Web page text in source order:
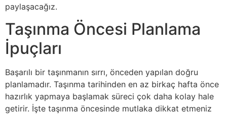
paylaşacağız.
Taşınma Öncesi Planlama
İpuçları
Başarılı bir taşınmanın sırrı, önceden yapılan doğru
planlamadır. Taşınma tarihinden en az birkaç hafta önce
hazırlık yapmaya başlamak süreci çok daha kolay hale
getirir. İşte taşınma öncesinde mutlaka dikkat etmeniz